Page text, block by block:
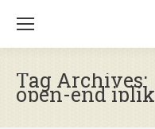
Tag Archives:
open-end iplik